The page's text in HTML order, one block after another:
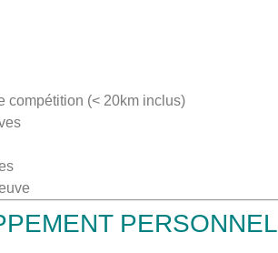
compétition (< 20km inclus)
PERSONNEL